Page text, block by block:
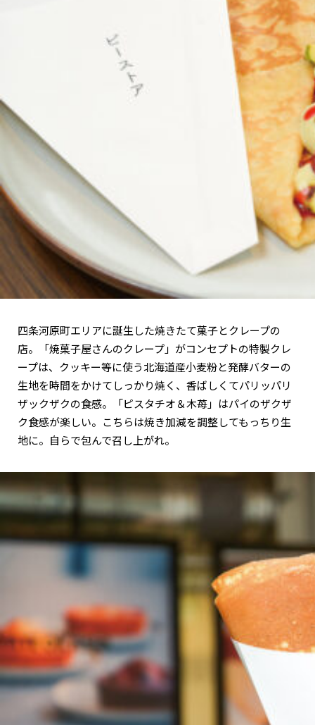
おすすめの展覧会
おすすめの映画
誠光社で選びました。
おすすめの本
紹介します。
おすすめのイベント
四条河原町エリアに誕生した焼きたて菓子とクレープの
店。「焼菓子屋さんのクレープ」がコンセプトの特製クレ
ープは、クッキー等に使う北海道産小麦粉と発酵バターの
生地を時間をかけてしっかり焼く、香ばしくてパリッパリ
ザックザクの食感。「ピスタチオ＆木苺」はパイのザクザ
ク食感が楽しい。こちらは焼き加減を調整してもっちり生
地に。自らで包んで召し上がれ。